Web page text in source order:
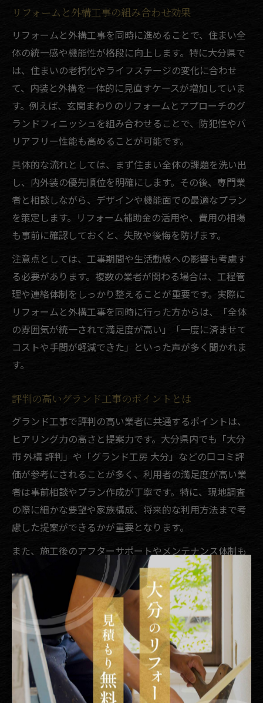
リフォームと外構工事の組み合わせ効果
リフォームと外構工事を同時に進めることで、住まい全
体の統一感や機能性が格段に向上します。特に大分県で
は、住まいの老朽化やライフステージの変化に合わせ
て、内装と外構を一体的に見直すケースが増加していま
す。例えば、玄関まわりのリフォームとアプローチのグ
ランドフィニッシュを組み合わせることで、防犯性やバ
リアフリー性能も高めることが可能です。
具体的な流れとしては、まず住まい全体の課題を洗い出
し、内外装の優先順位を明確にします。その後、専門業
者と相談しながら、デザインや機能面での最適なプラン
を策定します。リフォーム補助金の活用や、費用の相場
も事前に確認しておくと、失敗や後悔を防げます。
注意点としては、工事期間や生活動線への影響も考慮す
る必要があります。複数の業者が関わる場合は、工程管
理や連絡体制をしっかり整えることが重要です。実際に
リフォームと外構工事を同時に行った方からは、「全体
の雰囲気が統一されて満足度が高い」「一度に済ませて
コストや手間が軽減できた」といった声が多く聞かれま
す。
評判の高いグランド工事のポイントとは
グランド工事で評判の高い業者に共通するポイントは、
ヒアリング力の高さと提案力です。大分県内でも「大分
市 外構 評判」や「グランド工房 大分」などの口コミ評
価が参考にされることが多く、利用者の満足度が高い業
者は事前相談やプラン作成が丁寧です。特に、現地調査
の際に細かな要望や家族構成、将来的な利用方法まで考
慮した提案ができるかが重要となります。
また、施工後のアフターサポートやメンテナンス体制も
大きな選定基準です。例えば、施工後に不具合があった
場合の迅速な対応や、定期的な点検サービスがあると安
心感が違います。業者選びでは、過去の施工事例や口コ
ミ、実際に利用した方の体験談を参考にすることが失敗
防止につながります。
失敗例としては、打ち合わせ不足によるイメージ違い
や、予算オーバーが挙げられます。事前に見積もり内容
をしっかり確認し、複数社から提案を受けて比較するこ